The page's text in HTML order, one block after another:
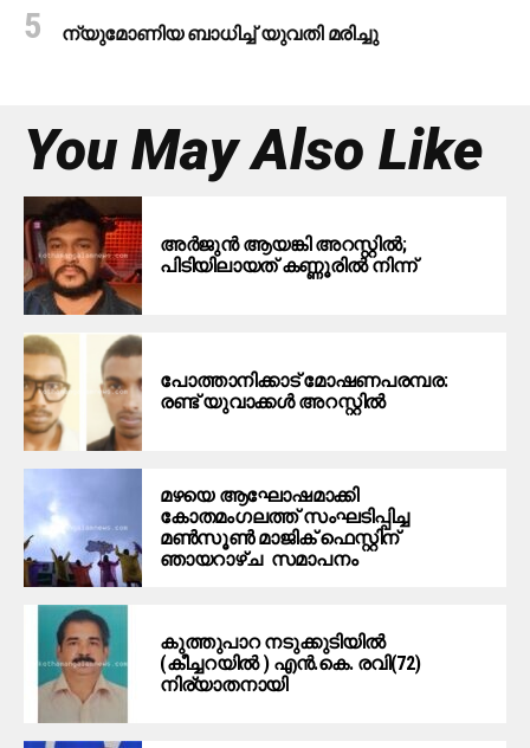
ന്യുമോണിയ ബാധിച്ച് യുവതി മരിച്ചു
You May Also Like
അർജുൻ ആയങ്കി അറസ്റ്റിൽ;
പിടിയിലായത് കണ്ണൂരിൽ നിന്ന്
പോത്താനിക്കാട് മോഷണപരമ്പര:
രണ്ട് യുവാക്കൾ അറസ്റ്റിൽ
മഴയെ ആഘോഷമാക്കി
കോതമംഗലത്ത് സംഘടിപ്പിച്ച
മൺസൂൺ മാജിക് ഫെസ്റ്റിന്
ഞായറാഴ്ച സമാപനം
കുത്തുപാറ നടുക്കുടിയിൽ
(കീച്ചറയിൽ ) എൻ.കെ. രവി(72)
നിര്യാതനായി